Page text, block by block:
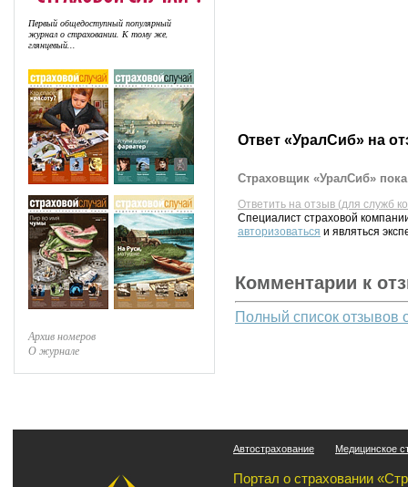
Первый общедоступный популярный
журнал о страховании. К тому же,
глянцевый...
Архив номеров
О журнале
Ответ «УралСиб» на
Страховщик «УралСиб»
Ответить на отзыв (для служб
Специалист страховой
авторизоваться и являться
Комментарии к
Полный список отзывов
Автострахование Медицинское
Портал о страховании